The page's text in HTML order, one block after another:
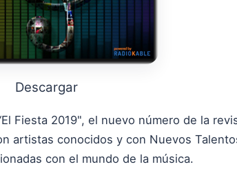
Descargar
Fiesta 2019", el nuevo número de la
artistas conocidos y con Nuevos
con el mundo de la música.